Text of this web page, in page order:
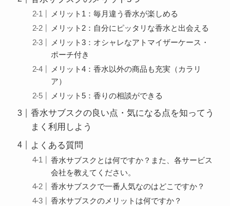
メリット1：毎月違う香水が楽しめる
メリット2：自分にピッタリな香水と出会える
メリット3：オシャレなアトマイザーケース・
ポーチ付き
メリット4：香水以外の商品も充実（カラリ
ア）
メリット5：香りの相談ができる
香水サブスクの良い点・気になる点を知ってう
まく利用しよう
よくある質問
香水サブスクとは何ですか？また、各サービス
会社を教えてください。
香水サブスクで一番人気なのはどこですか？
香水サブスクのメリットは何ですか？